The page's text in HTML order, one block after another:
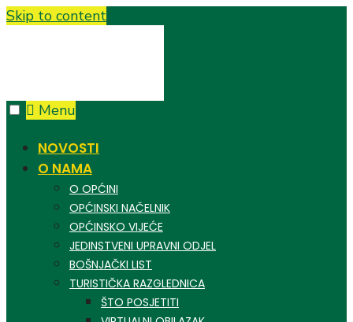
Skip to content
Menu
NOVOSTI
O NAMA
O OPĆINI
OPĆINSKI NAČELNIK
OPĆINSKO VIJEĆE
JEDINSTVENI UPRAVNI ODJEL
BOŠNJAČKI LIST
TURISTIČKA RAZGLEDNICA
ŠTO POSJETITI